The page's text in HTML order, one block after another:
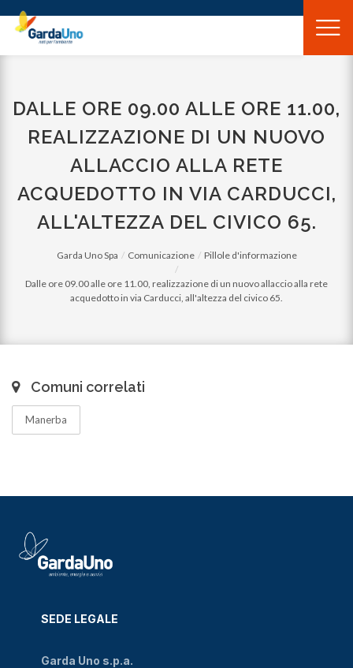
Gardauno
Spa
DALLE ORE 09.00 ALLE ORE 11.00,
REALIZZAZIONE DI UN NUOVO
ALLACCIO ALLA RETE
ACQUEDOTTO IN VIA CARDUCCI,
ALL'ALTEZZA DEL CIVICO 65.
Garda Uno Spa Comunicazione Pillole d'informazione
Dalle ore 09.00 alle ore 11.00, realizzazione di un nuovo allaccio alla rete
acquedotto in via Carducci, all'altezza del civico 65.
Comuni correlati
Manerba
SEDE LEGALE
Garda Uno s.p.a.